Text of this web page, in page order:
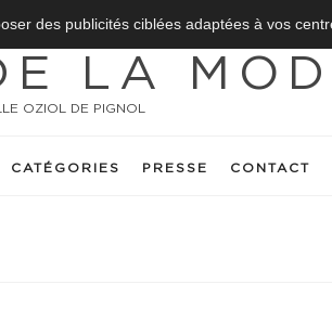
des publicités ciblées adaptées à vos
CHRONICLES
LA
OZIOL DE PIGNOL
CATÉGORIES PRESSE CONTACT